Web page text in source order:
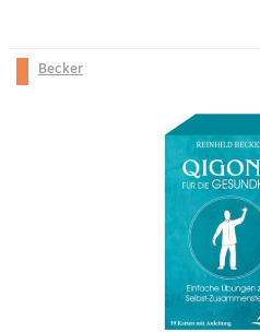
Becker